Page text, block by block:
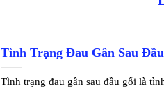
Tình Trạng Đau Gân Sau
Tình trạng đau gân sau đầu gối là